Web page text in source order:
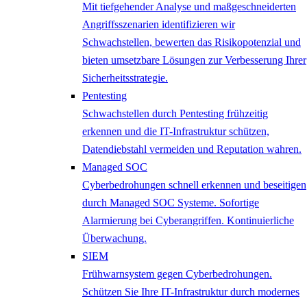
Mit tiefgehender Analyse und maßgeschneiderten
Angriffsszenarien identifizieren wir
Schwachstellen, bewerten das Risikopotenzial und
bieten umsetzbare Lösungen zur Verbesserung Ihrer
Sicherheitsstrategie.
Pentesting
Schwachstellen durch Pentesting frühzeitig
erkennen und die IT-Infrastruktur schützen,
Datendiebstahl vermeiden und Reputation wahren.
Managed SOC
Cyberbedrohungen schnell erkennen und beseitigen
durch Managed SOC Systeme. Sofortige
Alarmierung bei Cyberangriffen. Kontinuierliche
Überwachung.
SIEM
Frühwarnsystem gegen Cyberbedrohungen.
Schützen Sie Ihre IT-Infrastruktur durch modernes